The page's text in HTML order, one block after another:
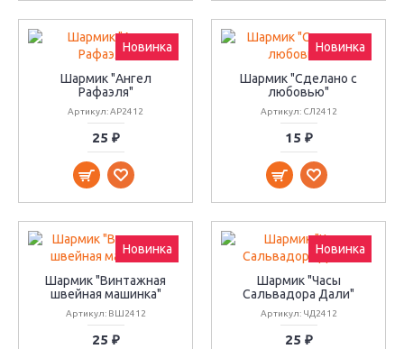
Новинка
Шармик "Ангел
Рафаэля"
Артикул: АР2412
25 ₽
Новинка
Шармик "Сделано с
любовью"
Артикул: СЛ2412
15 ₽
Новинка
Шармик "Винтажная
швейная машинка"
Артикул: ВШ2412
25 ₽
Новинка
Шармик "Часы
Сальвадора Дали"
Артикул: ЧД2412
25 ₽